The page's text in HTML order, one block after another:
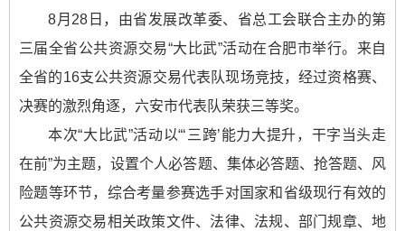
8月28日，由省发展改革委、省总工会联合主办的第
三届全省公共资源交易“大比武”活动在合肥市举行。来自
全省的16支公共资源交易代表队现场竞技，经过资格赛、
决赛的激烈角逐，六安市代表队荣获三等奖。
本次“大比武”活动以“‘三跨’能力大提升，干字当头走
在前”为主题，设置个人必答题、集体必答题、抢答题、风
险题等环节，综合考量参赛选手对国家和省级现行有效的
公共资源交易相关政策文件、法律、法规、部门规章、地